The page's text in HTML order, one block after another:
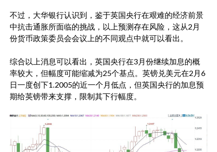
不过，大华银行认识到，鉴于英国央行在艰难的经济前景
中抗击通胀所面临的挑战，以上预测存在风险，这从2月
份货币政策委员会会议上的不同观点中就可以看出。
综合以上消息可以看出，英国央行在3月份继续加息的概
率较大，但幅度可能缩减为25个基点。 英镑兑美元在2月6
日一度创下1.2005的近一个月低点，但英国央行的加息预
期给英镑带来支撑，限制其下行幅度。